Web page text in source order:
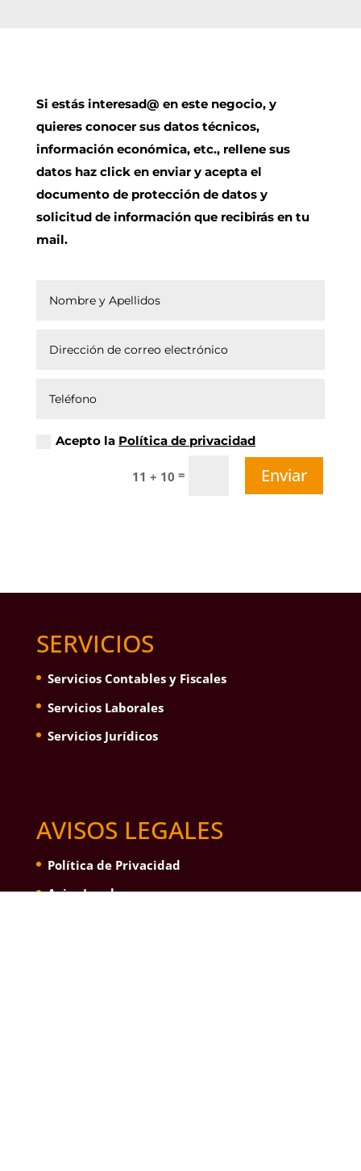
Si estás interesad@ en este negocio, y
quieres conocer sus datos técnicos,
información económica, etc., rellene sus
datos haz click en enviar y acepta el
documento de protección de datos y
solicitud de información que recibirás en tu
mail.
Acepto la Política de privacidad
11 + 10 = Enviar
SERVICIOS
Servicios Contables y Fiscales
Servicios Laborales
Servicios Jurídicos
AVISOS LEGALES
Política de Privacidad
Aviso Legal